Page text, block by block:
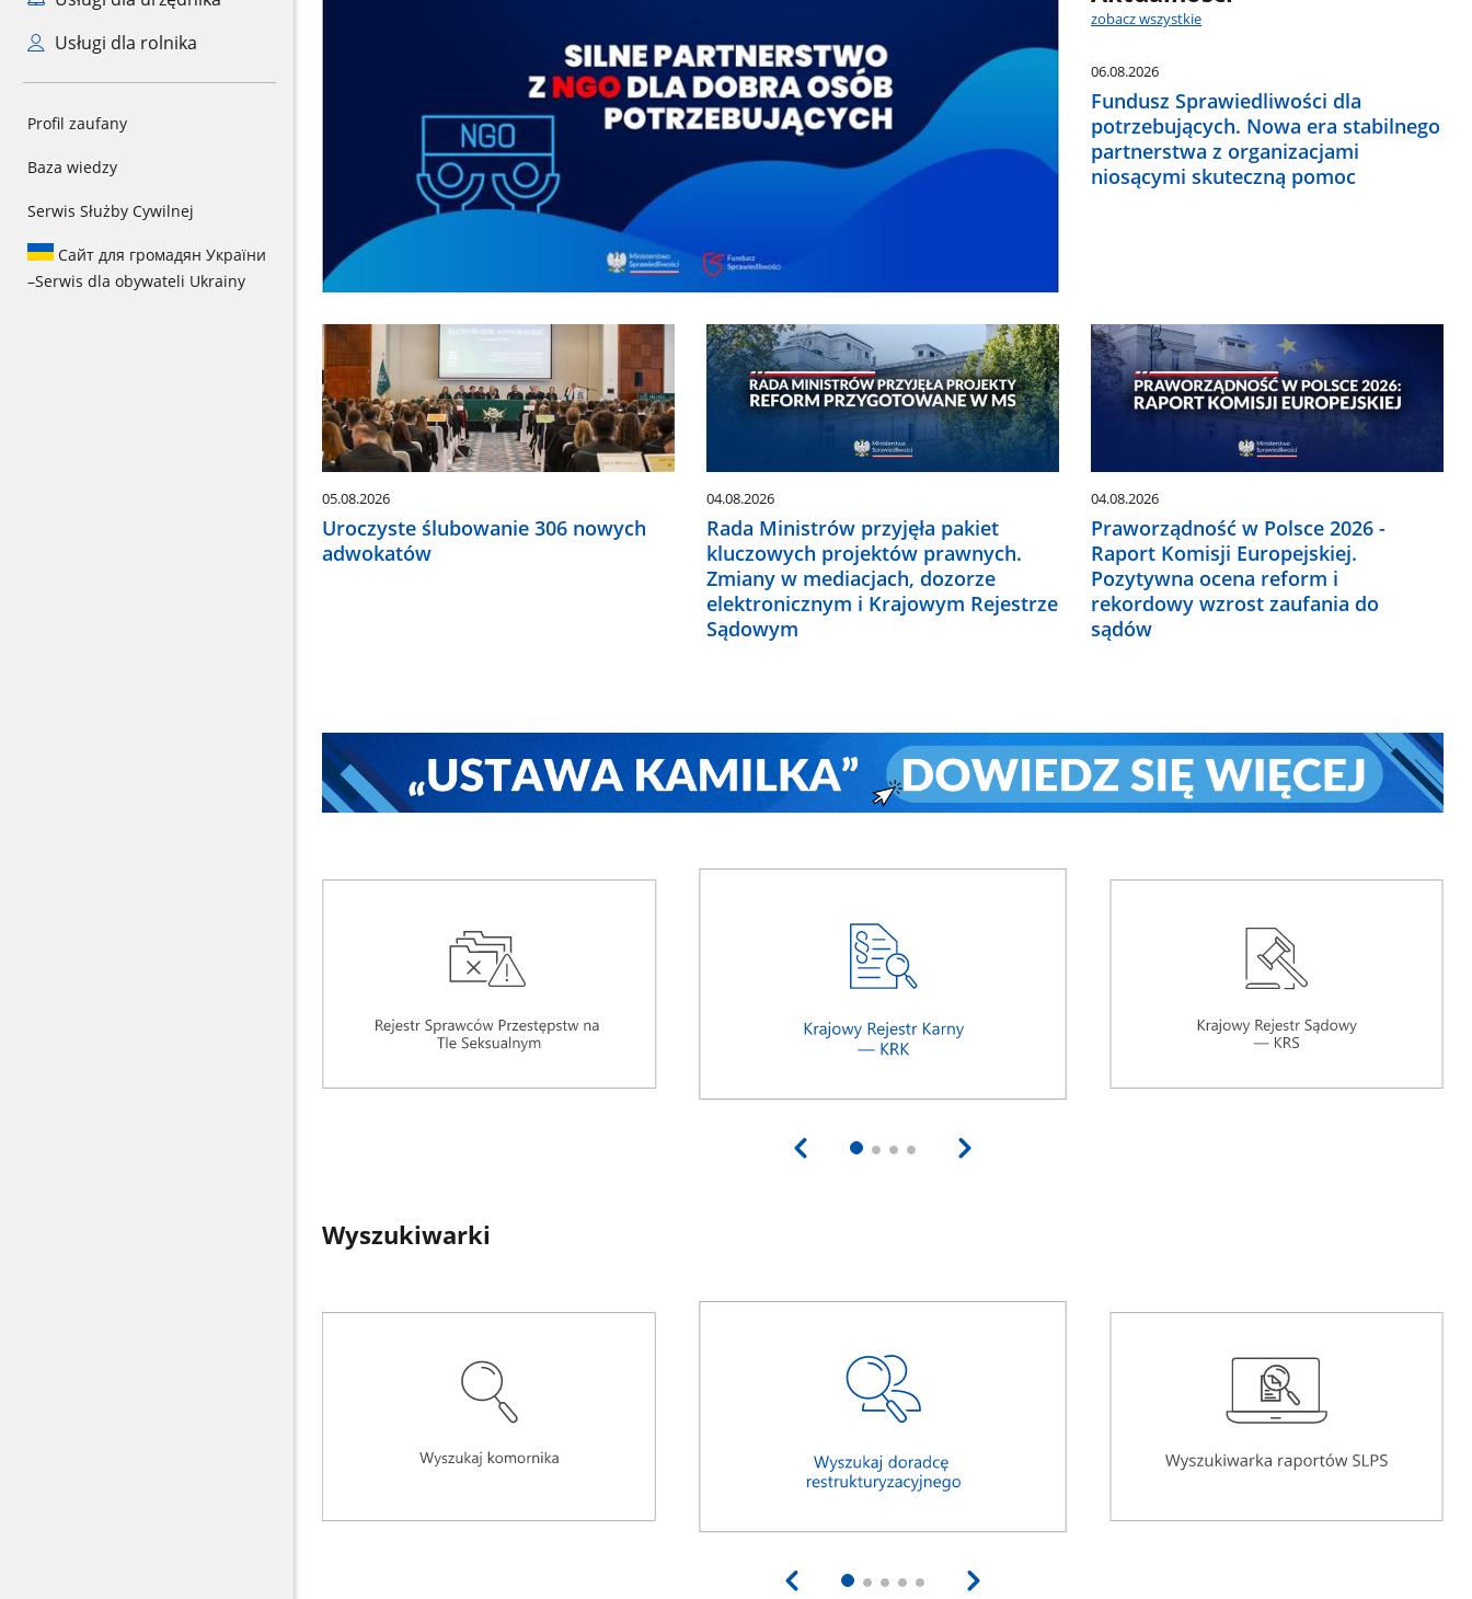
Usługi dla rolnika
Profil zaufany
Baza wiedzy
Serwis Służby Cywilnej
Сайт для громадян України
–Serwis dla obywateli Ukrainy
zobacz wszystkie
06.08.2026
Fundusz Sprawiedliwości dla
potrzebujących. Nowa era stabilnego
partnerstwa z organizacjami
niosącymi skuteczną pomoc
05.08.2026
Uroczyste ślubowanie 306 nowych
adwokatów
04.08.2026
Rada Ministrów przyjęła pakiet
kluczowych projektów prawnych.
Zmiany w mediacjach, dozorze
elektronicznym i Krajowym Rejestrze
Sądowym
04.08.2026
Praworządność w Polsce 2026 -
Raport Komisji Europejskiej.
Pozytywna ocena reform i
rekordowy wzrost zaufania do
sądów
Wyszukiwarki